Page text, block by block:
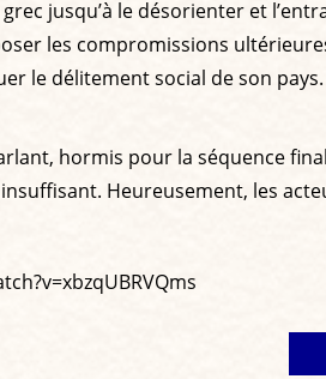
jusqu’à le désorienter et
les compromissions
le délitement social de son
hormis pour la séquence
Heureusement, les